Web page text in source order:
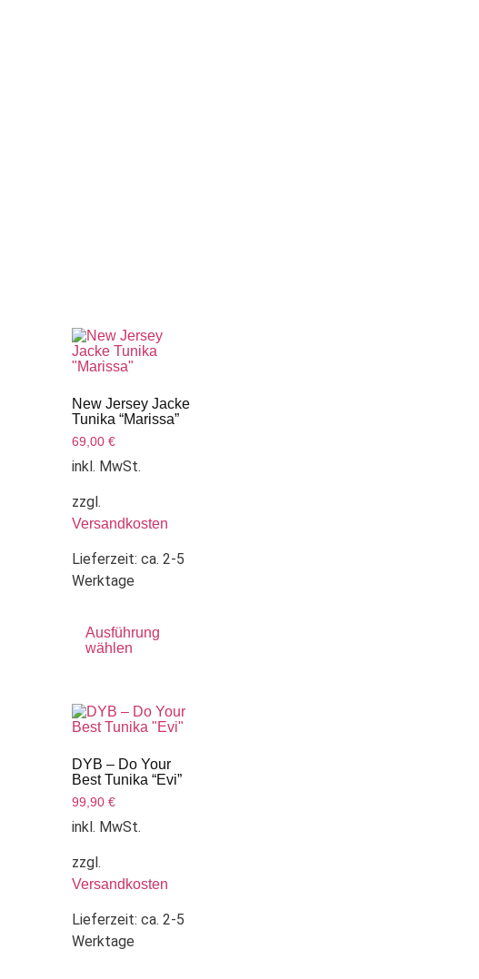
New Jersey Jacke
Tunika “Marissa”
69,00 €
inkl. MwSt.
zzgl.
Versandkosten
Lieferzeit: ca. 2-5
Werktage
Ausführung
wählen
DYB – Do Your
Best Tunika “Evi”
99,90 €
inkl. MwSt.
zzgl.
Versandkosten
Lieferzeit: ca. 2-5
Werktage